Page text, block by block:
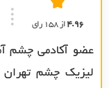
4.96 از 158 رای
عضو آکادمی چشم